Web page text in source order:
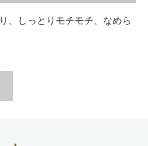
、しっとりモチモチ、なめら